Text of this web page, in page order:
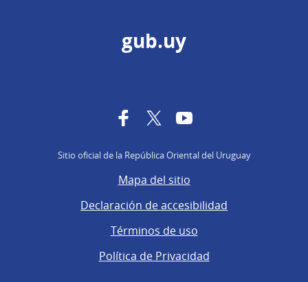
gub.uy
FacebookTwitterYouTube
Sitio oficial de la República Oriental del Uruguay
Mapa del sitio
Declaración de accesibilidad
Términos de uso
Política de Privacidad